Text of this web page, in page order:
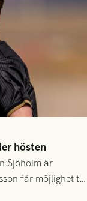
hösten
Sjöholm är
får möjlighet till